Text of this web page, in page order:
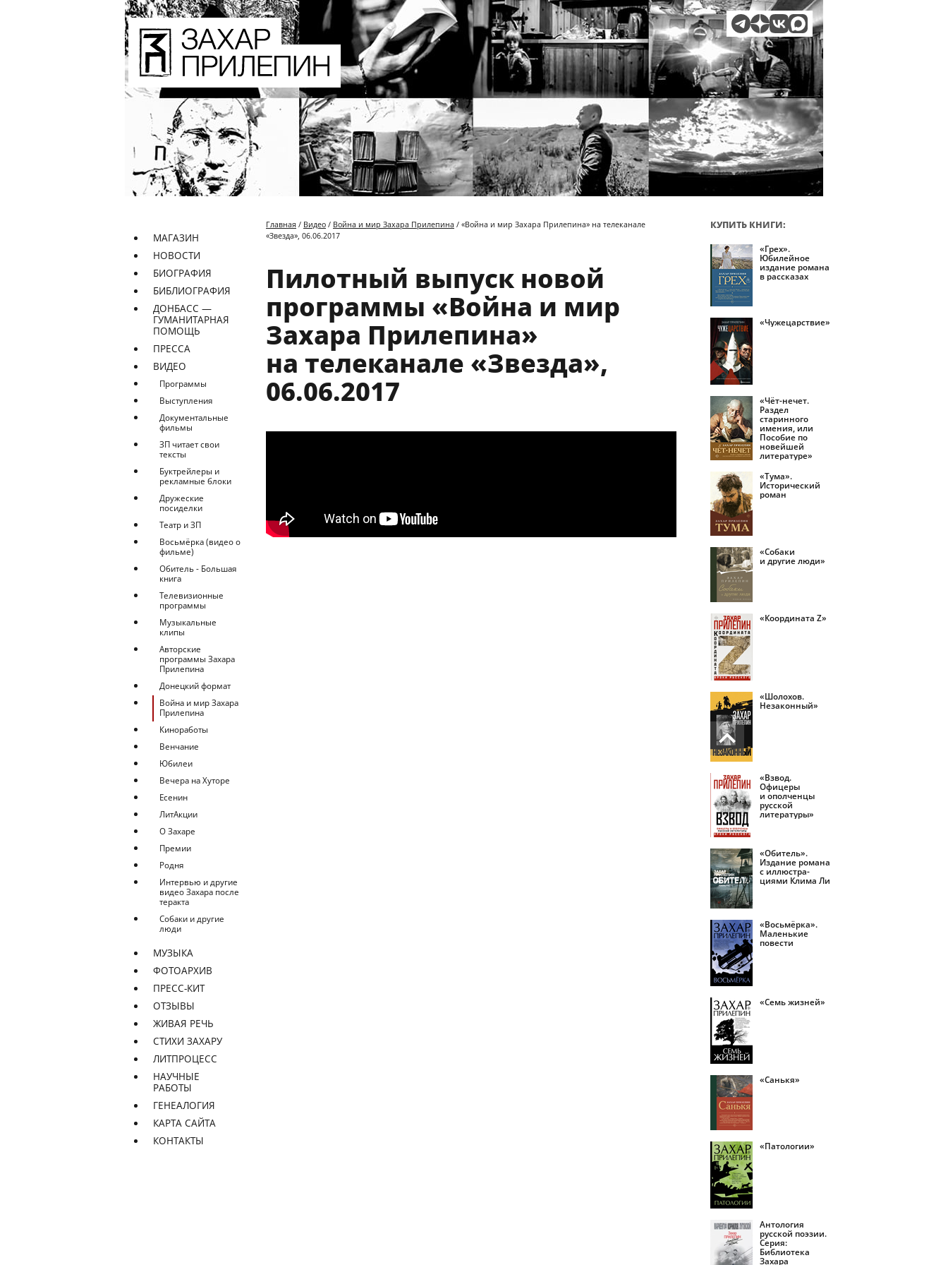
МАГАЗИН
НОВОСТИ
БИОГРАФИЯ
БИБЛИОГРАФИЯ
ДОНБАСС —
ГУМАНИТАРНАЯ
ПОМОЩЬ
ПРЕССА
ВИДЕО
Программы
Выступления
Документальные
фильмы
ЗП читает свои
тексты
Буктрейлеры и
рекламные блоки
Дружеские
посиделки
Театр и ЗП
Восьмёрка (видео о
фильме)
Обитель - Большая
книга
Телевизионные
программы
Музыкальные
клипы
Авторские
программы Захара
Прилепина
Донецкий формат
Война и мир Захара
Прилепина
Киноработы
Венчание
Юбилеи
Вечера на Хуторе
Есенин
ЛитАкции
О Захаре
Премии
Родня
Интервью и другие
видео Захара после
теракта
Собаки и другие
люди
МУЗЫКА
ФОТОАРХИВ
ПРЕСС-КИТ
ОТЗЫВЫ
ЖИВАЯ РЕЧЬ
СТИХИ ЗАХАРУ
ЛИТПРОЦЕСС
НАУЧНЫЕ
РАБОТЫ
ГЕНЕАЛОГИЯ
КАРТА САЙТА
КОНТАКТЫ
Главная / Видео / Война и мир Захара Прилепина / «Война и мир Захара Прилепина» на телеканале
«Звезда», 06.06.2017
Пилотный выпуск новой
программы «Война и мир
Захара Прилепина»
на телеканале «Звезда»,
06.06.2017
КУПИТЬ КНИГИ:
«Грех».
Юбилейное
издание романа
в рассказах
«Чужецарствие»
«Чёт-нечет.
Раздел
старинного
имения, или
Пособие по
новейшей
литературе»
«Тума».
Исторический
роман
«Собаки
и другие люди»
«Координата Z»
«Шолохов.
Незаконный»
«Взвод.
Офицеры
и ополченцы
русской
литературы»
«Обитель».
Издание романа
с иллюстра­
циями Клима Ли
«Восьмёрка».
Маленькие
повести
«Семь жизней»
«Санькя»
«Патологии»
Антология
русской поэзии.
Серия:
Библиотека
Захара